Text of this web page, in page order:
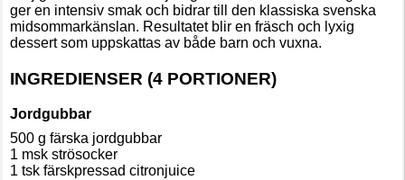
ger en intensiv smak och bidrar till den klassiska svenska
midsommarkänslan. Resultatet blir en fräsch och lyxig
dessert som uppskattas av både barn och vuxna.
INGREDIENSER (4 PORTIONER)
Jordgubbar
500 g färska jordgubbar
1 msk strösocker
1 tsk färskpressad citronjuice